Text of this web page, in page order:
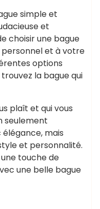
simple et
et
choisir une bague
et à votre
options
la bague qui
plaît et qui vous
seulement
mais
et personnalité.
touche de
une belle bague